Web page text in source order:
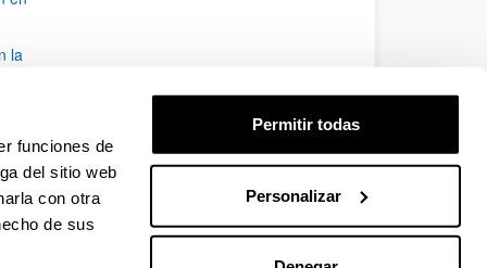
funciones de
del sitio web
con otra
de sus
Permitir todas
Personalizar
la
desplazarse.